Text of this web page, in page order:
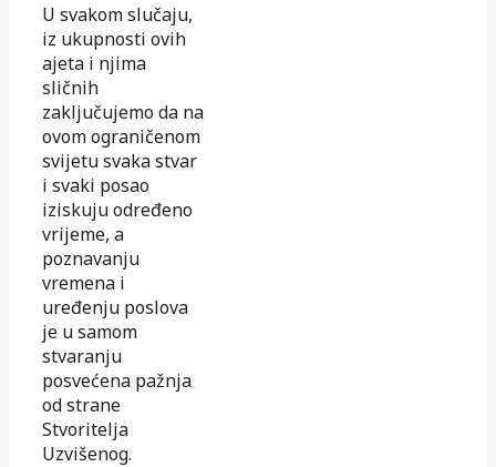
U svakom slučaju,
iz ukupnosti ovih
ajeta i njima
sličnih
zaključujemo da na
ovom ograničenom
svijetu svaka stvar
i svaki posao
iziskuju određeno
vrijeme, a
poznavanju
vremena i
uređenju poslova
je u samom
stvaranju
posvećena pažnja
od strane
Stvoritelja
Uzvišenog.